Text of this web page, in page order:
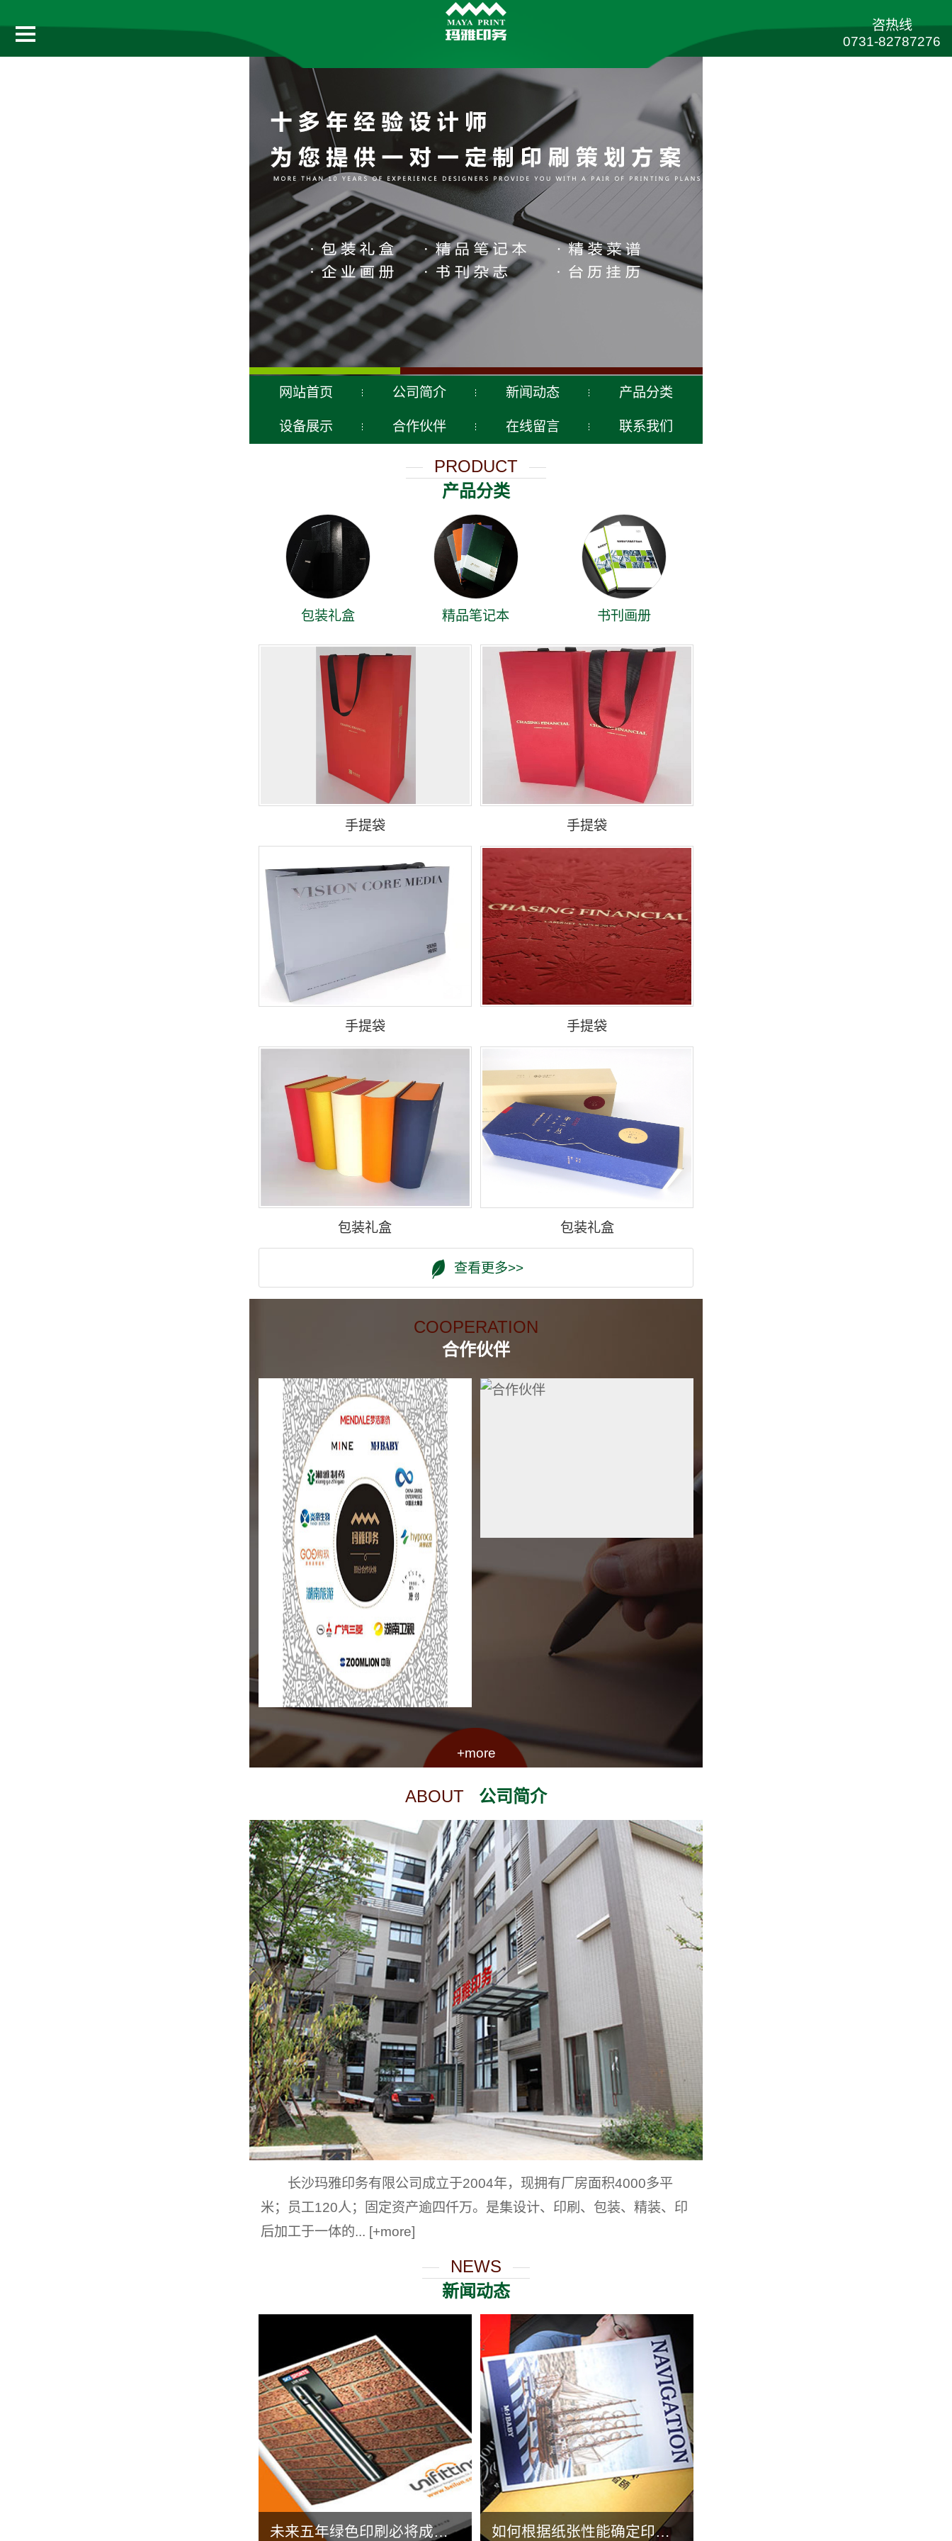
咨热线
0731-82787276
网站首页 公司简介 新闻动态 产品分类
设备展示 合作伙伴 在线留言 联系我们
PRODUCT
产品分类
包装礼盒 精品笔记本 书刊画册
手提袋 手提袋
手提袋 手提袋
包装礼盒 包装礼盒
查看更多>>
COOPERATION
合作伙伴
+more
ABOUT 公司简介
长沙玛雅印务有限公司成立于2004年，现拥有厂房面积4000多平
米；员工120人；固定资产逾四仟万。是集设计、印刷、包装、精装、印
后加工于一体的... [+more]
NEWS
新闻动态
未来五年绿色印刷必将成为... 如何根据纸张性能确定印刷...